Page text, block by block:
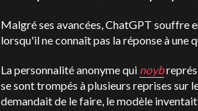
Malgré ses avancées,ChatGPT souffre
lorsqu'il ne connaît pas la réponse à une
La personnalité anonyme qui noyb
se sont trompés à plusieurs reprises sur
demandait de le faire, le modèle